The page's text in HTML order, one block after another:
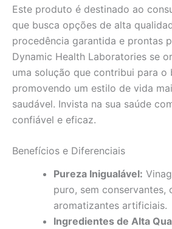
Este produto é destinado ao
que busca opções de alta
procedência garantida e prontas
Dynamic Health Laboratories se
uma solução que contribui para o
promovendo um estilo de vida
saudável. Invista na sua saúde
confiável e eficaz.
Benefícios e Diferenciais
Pureza Inigualável:
puro, sem conservantes,
aromatizantes artificiais.
Ingredientes de Alta